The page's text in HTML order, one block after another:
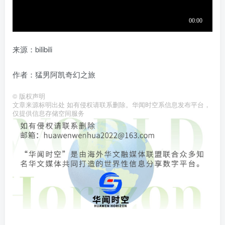
来源：bilibili
作者：猛男阿凯奇幻之旅
© 版权声明
文章来源标明出处 如有侵权请联系删除。华闻时空系信息发布平台，
仅提供信息存储空间服务